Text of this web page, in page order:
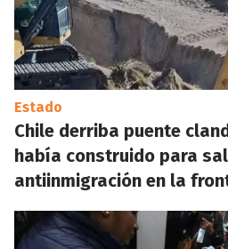
Estado
Chile derriba puente
había construido para
antiinmigración en la